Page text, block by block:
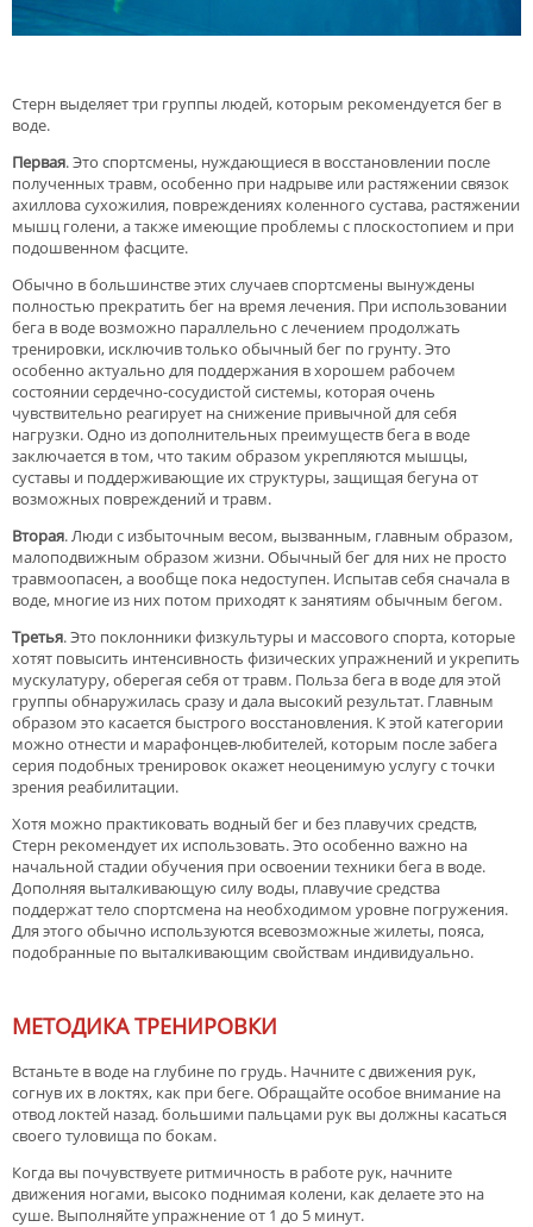
Стерн выделяет три группы людей, которым рекомендуется бег в
воде.
Первая. Это спортсмены, нуждающиеся в восстановлении после
полученных травм, особенно при надрыве или растяжении связок
ахиллова сухожилия, повреждениях коленного сустава, растяжении
мышц голени, а также имеющие проблемы с плоскостопием и при
подошвенном фасците.
Обычно в большинстве этих случаев спортсмены вынуждены
полностью прекратить бег на время лечения. При использовании
бега в воде возможно параллельно с лечением продолжать
тренировки, исключив только обычный бег по грунту. Это
особенно актуально для поддержания в хорошем рабочем
состоянии сердечно-сосудистой системы, которая очень
чувствительно реагирует на снижение привычной для себя
нагрузки. Одно из дополнительных преимуществ бега в воде
заключается в том, что таким образом укрепляются мышцы,
суставы и поддерживающие их структуры, защищая бегуна от
возможных повреждений и травм.
Вторая. Люди с избыточным весом, вызванным, главным образом,
малоподвижным образом жизни. Обычный бег для них не просто
травмоопасен, а вообще пока недоступен. Испытав себя сначала в
воде, многие из них потом приходят к занятиям обычным бегом.
Третья. Это поклонники физкультуры и массового спорта, которые
хотят повысить интенсивность физических упражнений и укрепить
мускулатуру, оберегая себя от травм. Польза бега в воде для этой
группы обнаружилась сразу и дала высокий результат. Главным
образом это касается быстрого восстановления. К этой категории
можно отнести и марафонцев-любителей, которым после забега
серия подобных тренировок окажет неоценимую услугу с точки
зрения реабилитации.
Хотя можно практиковать водный бег и без плавучих средств,
Стерн рекомендует их использовать. Это особенно важно на
начальной стадии обучения при освоении техники бега в воде.
Дополняя выталкивающую силу воды, плавучие средства
поддержат тело спортсмена на необходимом уровне погружения.
Для этого обычно используются всевозможные жилеты, пояса,
подобранные по выталкивающим свойствам индивидуально.
МЕТОДИКА ТРЕНИРОВКИ
Встаньте в воде на глубине по грудь. Начните с движения рук,
согнув их в локтях, как при беге. Обращайте особое внимание на
отвод локтей назад. большими пальцами рук вы должны касаться
своего туловища по бокам.
Когда вы почувствуете ритмичность в работе рук, начните
движения ногами, высоко поднимая колени, как делаете это на
суше. Выполняйте упражнение от 1 до 5 минут.